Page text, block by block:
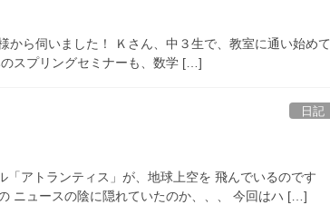
から伺いました！ Ｋさん、中３生で、教室に通い始めて
スプリングセミナーも、数学 […]
日記
アトランティス」が、地球上空を 飛んでいるのです
ニュースの陰に隠れていたのか、、、 今回はハ […]